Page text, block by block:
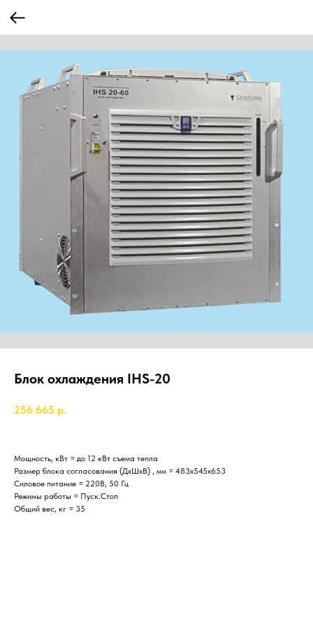
Блок охлаждения IHS-20
256 665 р.
Мощность, кВт = до 12 кВт съема тепла
Размер блока согласования (ДхШхВ) , мм = 483x545x653
Силовое питание = 220В, 50 Гц
Режимы работы = Пуск.Стоп
Общий вес, кг = 35